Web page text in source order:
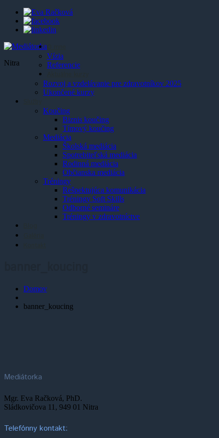
Nitra
Vízia
Referencie
Rozvoj a vzdelávanie pre zdravotníkov 2025
Ukončené kurzy
Koučing
Biznis koučing
Tímový koučing
Mediácia
Školská mediácia
Spotrebiteľská mediácia
Rodinná mediácia
Občianska mediácia
Tréningy
Rešpektujúca komunikácia
Tréningy Soft Skills
Odborné semináre
Tréningy v zdravotníctve
Domov
banner_koucing
Mediátorka
Mgr. Eva Račková, PhD.
Sládkovičova 11, 949 01 Nitra
Telefónny kontakt: